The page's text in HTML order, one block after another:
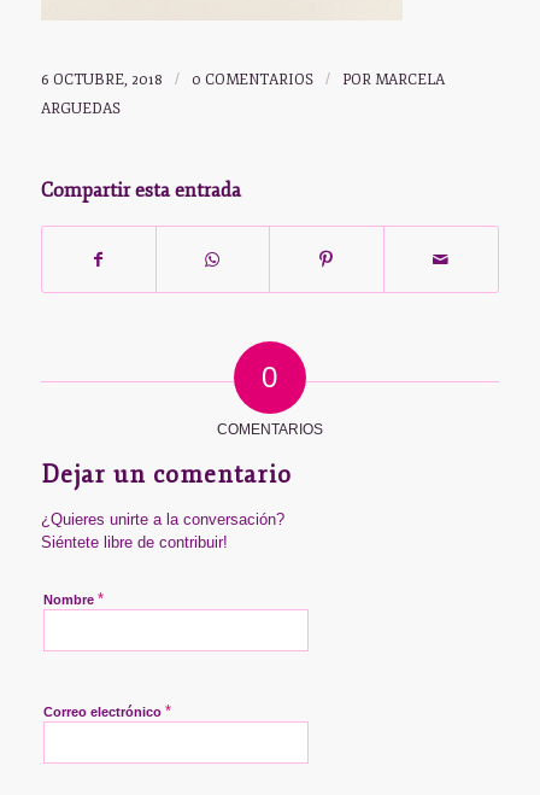
6 OCTUBRE, 2018 / 0 COMENTARIOS / POR MARCELA
ARGUEDAS
Compartir esta entrada
0
COMENTARIOS
Dejar un comentario
¿Quieres unirte a la conversación?
Siéntete libre de contribuir!
Nombre *
Correo electrónico *